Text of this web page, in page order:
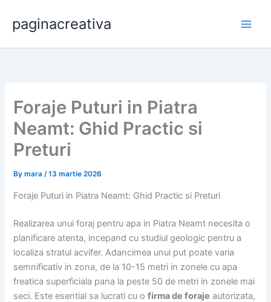
content
paginacreativa
Foraje Puturi in Piatra
Neamt: Ghid Practic si
Preturi
Bymara/13 martie 2026
Foraje Puturi in Piatra Neamt: Ghid Practic si Preturi
Realizarea unui foraj pentru apa in Piatra Neamt necesita o
planificare atenta, incepand cu studiul geologic pentru a
localiza stratul acvifer. Adancimea unui put poate varia
semnificativ in zona, de la 10-15 metri in zonele cu apa
freatica superficiala pana la peste 50 de metri in zonele mai
seci. Este esential sa lucrati cu ofirma de foraje autorizata,